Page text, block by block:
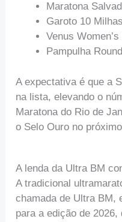
Maratona
Garoto 10 Milhas
Venus
Pampulha Round
A expectativa é que a
na lista, elevando o
Maratona do Rio de
o Selo Ouro no
A lenda da Ultra BM
A tradicional
chamada de Ultra BM,
para a edição de